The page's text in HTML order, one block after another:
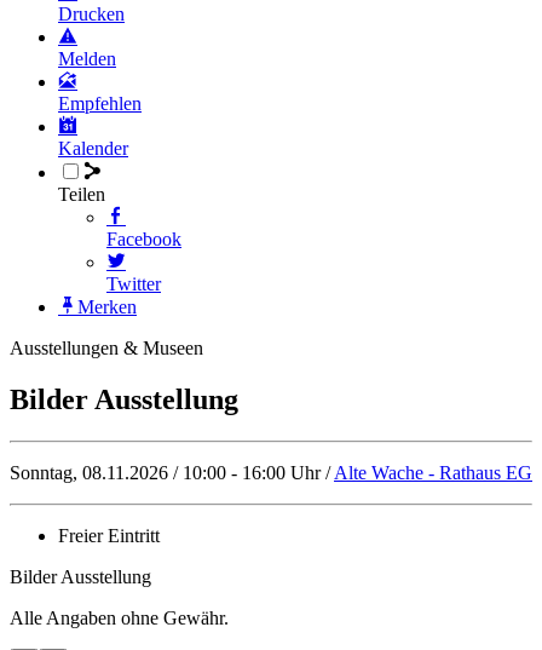
Drucken
Melden
Empfehlen
Kalender
Teilen
Facebook
Twitter
Merken
Ausstellungen & Museen
Bilder Ausstellung
Sonntag, 08.11.2026 / 10:00 - 16:00 Uhr /Alte Wache - Rathaus EG
Freier Eintritt
Bilder Ausstellung
Alle Angaben ohne Gewähr.